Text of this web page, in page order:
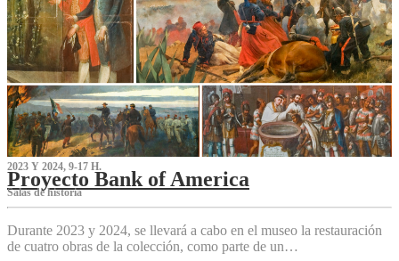
2023 Y 2024, 9-17 H.
Proyecto Bank of America
S‌alas de historia
Durante 2023 y 2024, se llevará a cabo en el museo la restauración
de cuatro obras de la colección, como parte de un…